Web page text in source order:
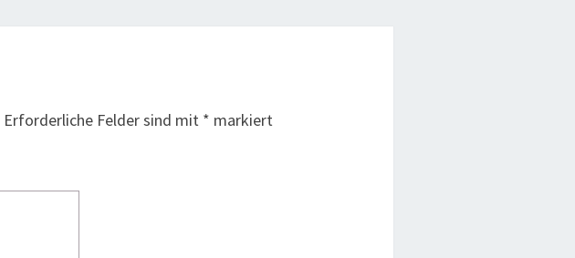
Erforderliche Felder sind mit * markiert